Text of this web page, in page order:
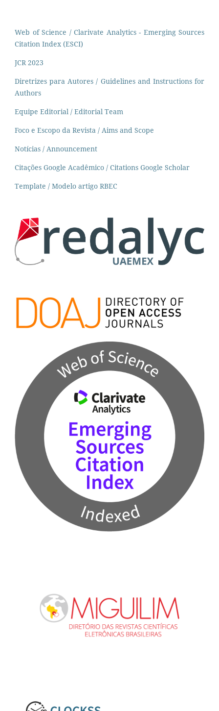
Web of Science / Clarivate Analytics - Emerging Sources
Citation Index (ESCI)
JCR 2023
Diretrizes para Autores / Guidelines and Instructions for
Authors
Equipe Editorial / Editorial Team
Foco e Escopo da Revista / Aims and Scope
Notícias / Announcement
Citações Google Acadêmico / Citations Google Scholar
Template / Modelo artigo RBEC